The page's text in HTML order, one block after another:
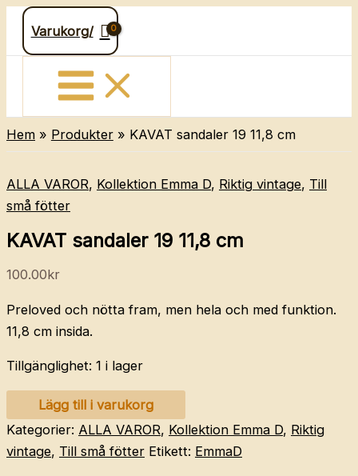
Hoppa
innehåll
Varukorg/
Hem Produkter KAVAT sandaler 19 11,8 cm
ALLA VAROR, Kollektion Emma D, Riktig vintage, Till
små fötter
KAVAT sandaler 19 11,8 cm
100.00kr
Preloved och nötta fram, men hela och med funktion.
11,8 cm insida.
Tillgänglighet: 1 i lager
KAVAT
sandaler
19
Lägg till i varukorg
Kategorier: ALLA VAROR, Kollektion Emma D, Riktig
vintage, Till små fötter Etikett: EmmaD